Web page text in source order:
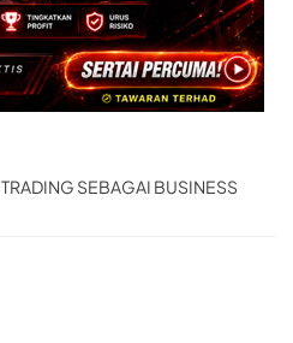
TRADING SEBAGAI BUSINESS